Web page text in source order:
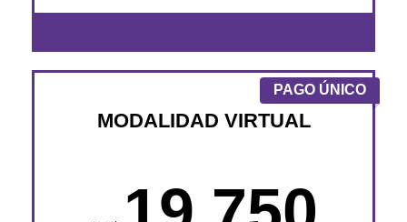
PAGO ÚNICO
MODALIDAD VIRTUAL